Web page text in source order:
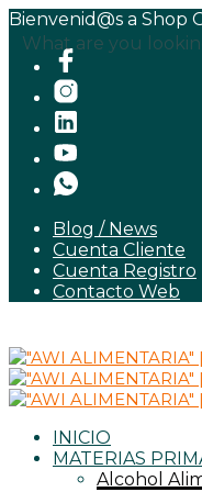
Bienvenid@s a Shop
Blog / News
Cuenta Cliente
Cuenta Registro
Contacto Web
INICIO
MATERIAS
Alcohol
What are you